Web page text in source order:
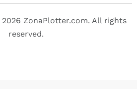
ZonaPlotter.com. All rights
reserved.